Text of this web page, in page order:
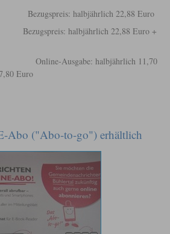
halbjährlich 22,88 Euro
Bezugspreis: halbjährlich 22,88 Euro +
Ausgabe: halbjährlich 11,70
+ 7,80 Euro
Abo ("Abo-to-go") erhältlich